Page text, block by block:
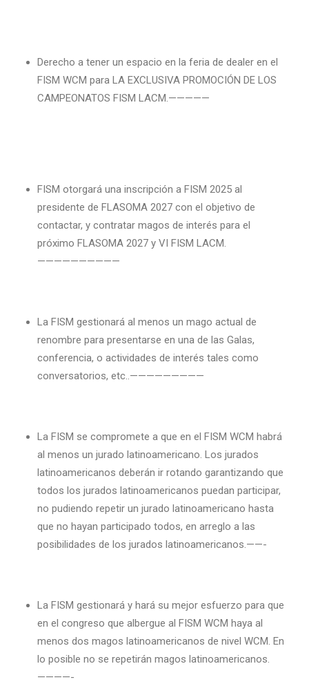
Derecho a tener un espacio en la feria de dealer en el
FISM WCM para LA EXCLUSIVA PROMOCIÓN DE LOS
CAMPEONATOS FISM LACM.—————
FISM otorgará una inscripción a FISM 2025 al
presidente de FLASOMA 2027 con el objetivo de
contactar, y contratar magos de interés para el
próximo FLASOMA 2027 y VI FISM LACM.
——————————
La FISM gestionará al menos un mago actual de
renombre para presentarse en una de las Galas,
conferencia, o actividades de interés tales como
conversatorios, etc..—————————
La FISM se compromete a que en el FISM WCM habrá
al menos un jurado latinoamericano. Los jurados
latinoamericanos deberán ir rotando garantizando que
todos los jurados latinoamericanos puedan participar,
no pudiendo repetir un jurado latinoamericano hasta
que no hayan participado todos, en arreglo a las
posibilidades de los jurados latinoamericanos.——-
La FISM gestionará y hará su mejor esfuerzo para que
en el congreso que albergue al FISM WCM haya al
menos dos magos latinoamericanos de nivel WCM. En
lo posible no se repetirán magos latinoamericanos.
————-